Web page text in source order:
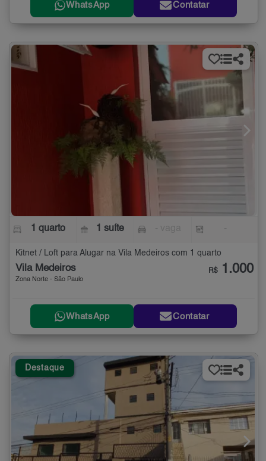
WhatsApp Contatar
1 quarto 1 suíte
Kitnet / Loft para Alugar na Vila Medeiros com 1 quarto
Vila Medeiros
Zona Norte - São Paulo
R$ 1.000
WhatsApp Contatar
Destaque